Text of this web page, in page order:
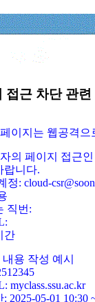
접근 차단 관
이지는 웹공격
의 페이지 접근
랍니다.
정: cloud-
직번:
간
용 작성 예시
myclass.ssu.ac.kr
2025-05-01 10:30